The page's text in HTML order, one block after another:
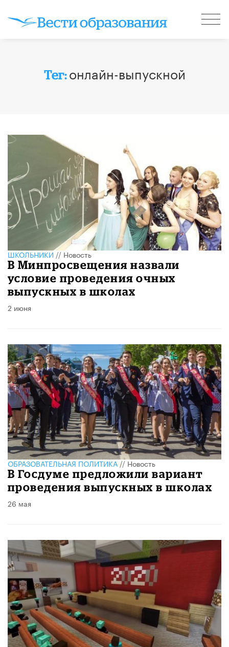
Тег:онлайн-выпускной
ШКОЛЬНИКИ//Новость
В Минпросвещения назвали
условие проведения очных
выпускных в школах
2 июня
ОБРАЗОВАТЕЛЬНАЯ ПОЛИТИКА//Новость
В Госдуме предложили вариант
проведения выпускных в школах
26 мая